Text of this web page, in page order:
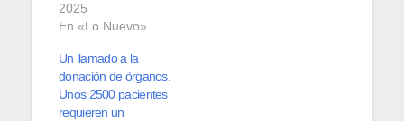
2025
En «Lo Nuevo»
Un llamado a la
donación de órganos.
Unos 2500 pacientes
requieren un